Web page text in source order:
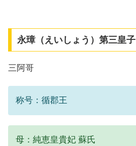
永璋（えいしょう）第三皇子
三阿哥
称号：循郡王
母：純恵皇貴妃 蘇氏